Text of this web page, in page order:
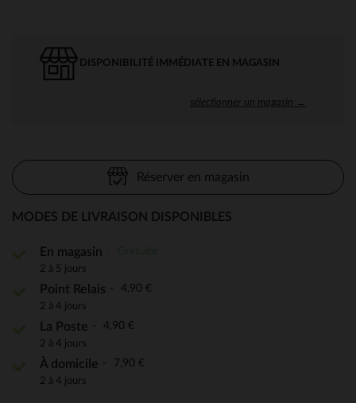
DISPONIBILITÉ IMMÉDIATE EN MAGASIN
sélectionner un magasin →
Réserver en magasin
MODES DE LIVRAISON DISPONIBLES
En magasin
2 à 5 jours
Point Relais 4,90 €
2 à 4 jours
La Poste 4,90 €
2 à 4 jours
À domicile 7,90 €
2 à 4 jours